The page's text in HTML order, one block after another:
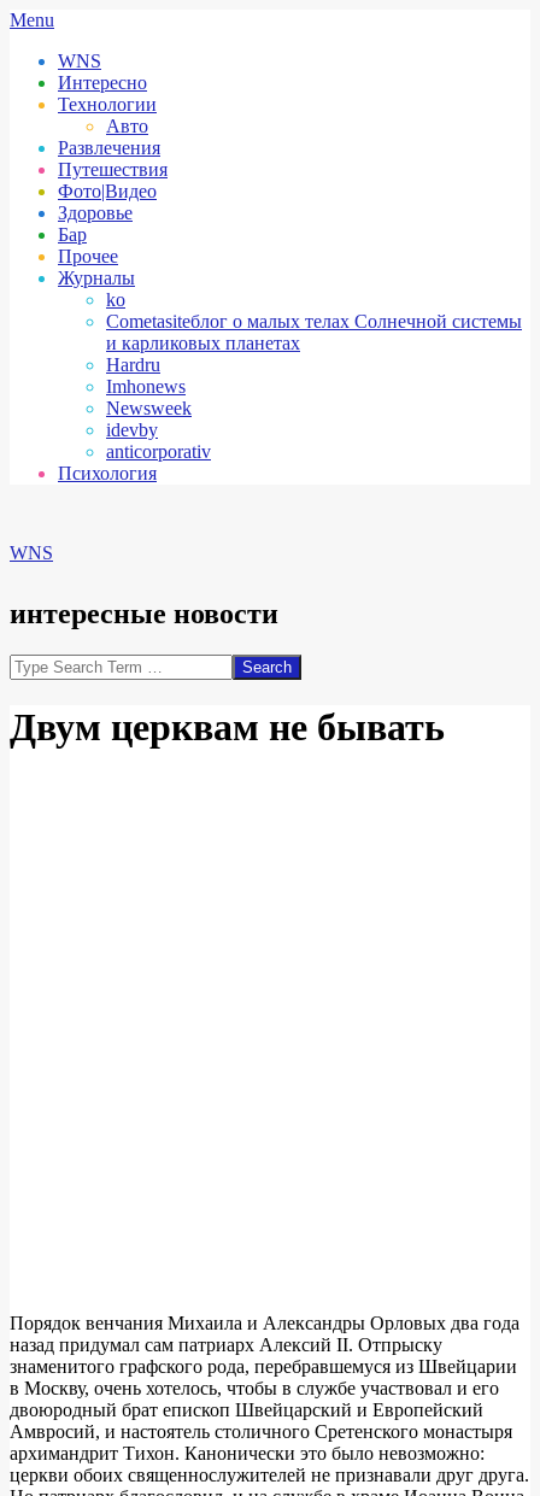
Skip
content
Secondary
Menu
Menu
WNS
Интересно
Технологии
Авто
Развлечения
Путешествия
Фото|Видео
Здоровье
Бар
Прочее
Журналы
ko
Cometasiteблог о малых телах Солнечной системы
и карликовых планетах
Hardru
Imhonews
Newsweek
idevby
anticorporativ
Психология
WNS
интересные новости
Search
Двум церквам не бывать
Порядок венчания Михаила и Александры Орловых два года
назад придумал сам патриарх Алексий II. Отпрыску
знаменитого графского рода, перебравшемуся из Швейцарии
в Москву, очень хотелось, чтобы в службе участвовал и его
двоюродный брат епископ Швейцарский и Европейский
Амвросий, и настоятель столичного Сретенского монастыря
архимандрит Тихон. Канонически это было невозможно:
церкви обоих священнослужителей не признавали друг друга.